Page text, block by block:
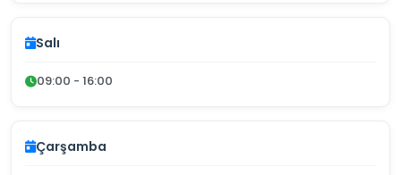
Salı
09:00 - 16:00
Çarşamba